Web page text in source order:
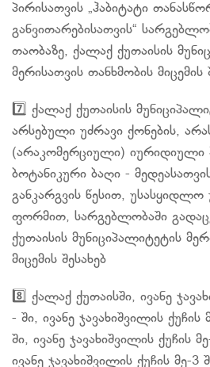
პირისათვის „ჰაბიტატი
განვითარებისათვის“
თაობაზე, ქალაქ ქუთაისის
მერისათვის თანხმობის მიცემის
7️⃣ ქალაქ ქუთაისის
არსებული უძრავი ქონების,
(არაკომერციული) იურიდიული
ბოტანიკური ბაღი -
განკარგვის წესით, უსასყიდლო
ფორმით, სარგებლობაში
ქუთაისის მუნიციპალიტეტის
მიცემის შესახებ
8️⃣ ქალაქ ქუთაისში, ივანე
- ში, ივანე ჯავახიშვილის ქუჩის
ში, ივანე ჯავახიშვილის ქუჩის
ივანე ჯავახიშვილის ქუჩის მე-3